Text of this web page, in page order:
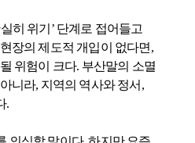
히 위기’ 단계로 접어들고
장의 제도적 개입이 없다면,
위험이 크다. 부산말의 소멸
니라, 지역의 역사와 정서,
.